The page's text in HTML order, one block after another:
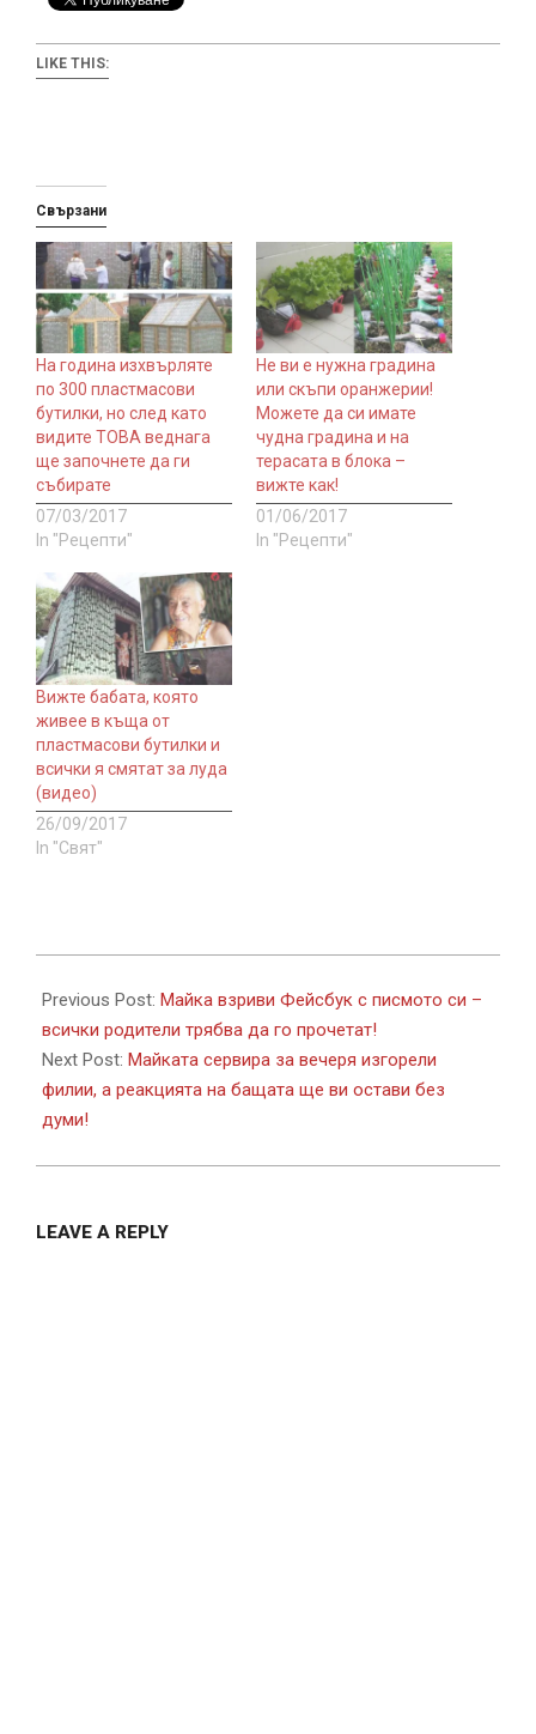
LIKE THIS:
Свързани
На година изхвърляте
по 300 пластмасови
бутилки, но след като
видите ТОВА веднага
ще започнете да ги
събирате
07/03/2017
In "Рецепти"
Не ви е нужна градина
или скъпи оранжерии!
Можете да си имате
чудна градина и на
терасата в блока –
вижте как!
01/06/2017
In "Рецепти"
Вижте бабата, която
живее в къща от
пластмасови бутилки и
всички я смятат за луда
(видео)
26/09/2017
In "Свят"
10-
14
Previous Post: Майка взриви Фейсбук с писмото си –
всички родители трябва да го прочетат!
Next Post: Майката сервира за вечеря изгорели
филии, а реакцията на бащата ще ви остави без
думи!
LEAVE A REPLY